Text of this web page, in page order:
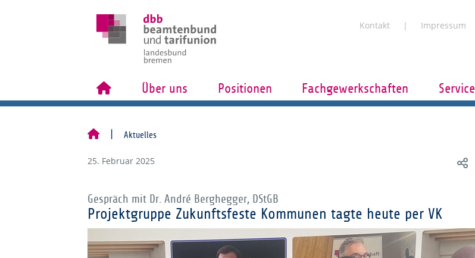
Kontakt Impressum
Über uns Positionen Fachgewerkschaften Service
Aktuelles
25. Februar 2025
Gespräch mit Dr. André Berghegger, DStGB
Projektgruppe Zukunftsfeste Kommunen tagte heute per VK